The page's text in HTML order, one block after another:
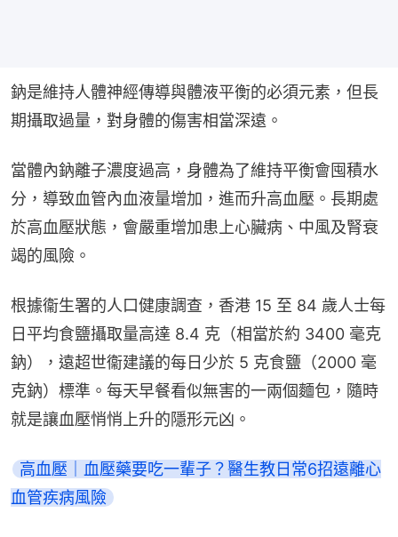
鈉是維持人體神經傳導與體液平衡的必須元素，但長
期攝取過量，對身體的傷害相當深遠。
當體內鈉離子濃度過高，身體為了維持平衡會囤積水
分，導致血管內血液量增加，進而升高血壓。長期處
於高血壓狀態，會嚴重增加患上心臟病、中風及腎衰
竭的風險。
根據衞生署的人口健康調查，香港 15 至 84 歲人士每
日平均食鹽攝取量高達 8.4 克（相當於約 3400 毫克
鈉），遠超世衞建議的每日少於 5 克食鹽（2000 毫
克鈉）標準。每天早餐看似無害的一兩個麵包，隨時
就是讓血壓悄悄上升的隱形元凶。
高血壓｜血壓藥要吃一輩子？醫生教日常6招遠離心
血管疾病風險